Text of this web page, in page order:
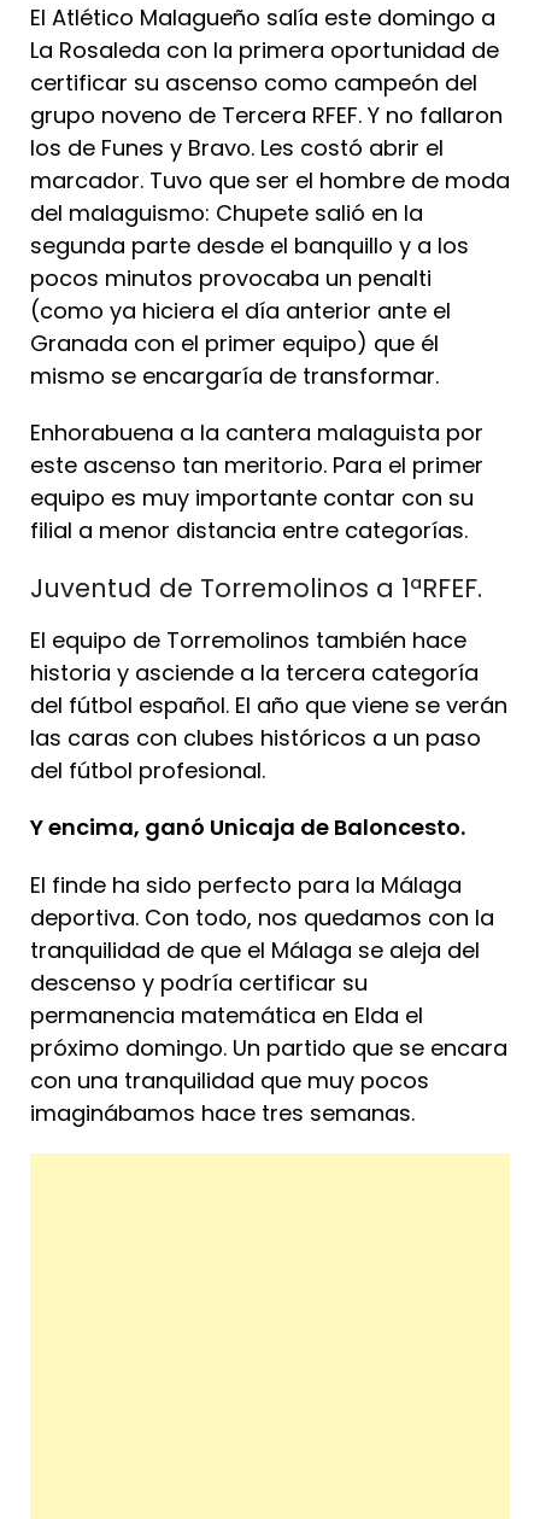
El Atlético Malagueño salía este domingo a
La Rosaleda con la primera oportunidad de
certificar su ascenso como campeón del
grupo noveno de Tercera RFEF. Y no fallaron
los de Funes y Bravo. Les costó abrir el
marcador. Tuvo que ser el hombre de moda
del malaguismo: Chupete salió en la
segunda parte desde el banquillo y a los
pocos minutos provocaba un penalti
(como ya hiciera el día anterior ante el
Granada con el primer equipo) que él
mismo se encargaría de transformar.
Enhorabuena a la cantera malaguista por
este ascenso tan meritorio. Para el primer
equipo es muy importante contar con su
filial a menor distancia entre categorías.
Juventud de Torremolinos a 1ªRFEF.
El equipo de Torremolinos también hace
historia y asciende a la tercera categoría
del fútbol español. El año que viene se verán
las caras con clubes históricos a un paso
del fútbol profesional.
Y encima, ganó Unicaja de Baloncesto.
El finde ha sido perfecto para la Málaga
deportiva. Con todo, nos quedamos con la
tranquilidad de que el Málaga se aleja del
descenso y podría certificar su
permanencia matemática en Elda el
próximo domingo. Un partido que se encara
con una tranquilidad que muy pocos
imaginábamos hace tres semanas.